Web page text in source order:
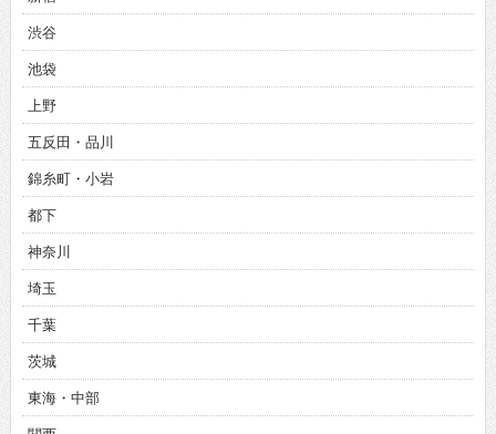
渋谷
池袋
上野
五反田・品川
錦糸町・小岩
都下
神奈川
埼玉
千葉
茨城
東海・中部